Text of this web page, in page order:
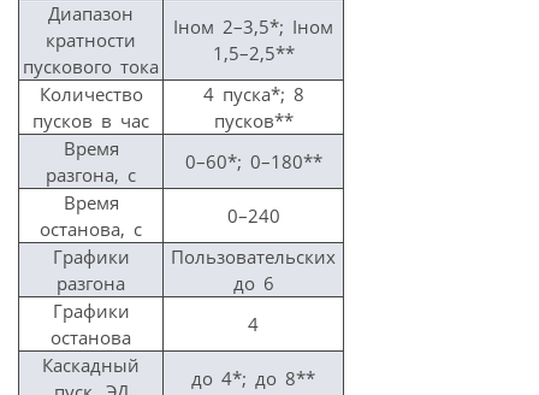
Диапазон
кратности
пускового тока
Iном 2–3,5*; Iном
1,5–2,5**
Количество
пусков в час
4 пуска*; 8
пусков**
Время
разгона, с
0–60*; 0–180**
Время
останова, с
0–240
Графики
разгона
Пользовательских
до 6
Графики
останова
4
Каскадный
до 4*; до 8**